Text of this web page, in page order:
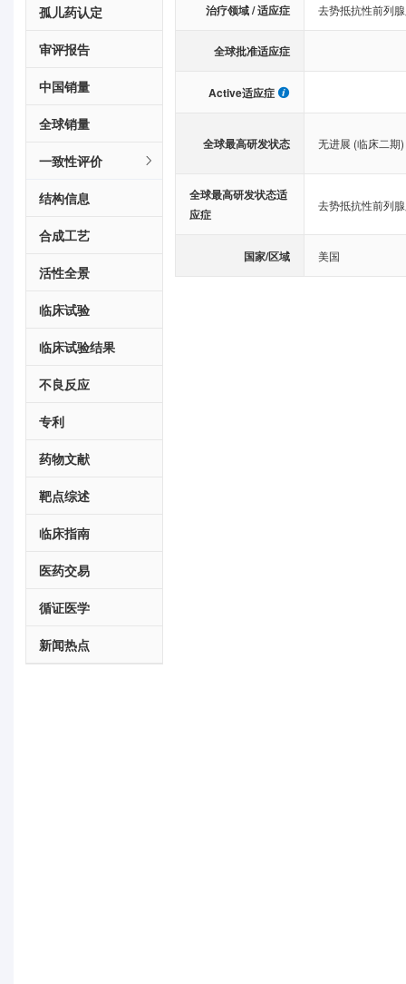
孤儿药认定
审评报告
中国销量
全球销量
一致性评价
结构信息
合成工艺
活性全景
临床试验
临床试验结果
不良反应
专利
药物文献
靶点综述
临床指南
医药交易
循证医学
新闻热点
治疗领域 / 适应症 去势抵抗性前列
全球批准适应症
Active适应症
全球最高研发状态 无进展 (临床二期)
全球最高研发状态适
应症
去势抵抗性前列
国家/区域 美国